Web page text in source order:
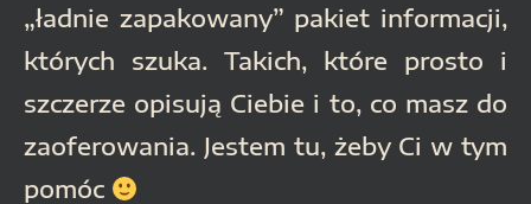
„ładnie zapakowany” pakiet informacji,
których szuka. Takich, które prosto i
szczerze opisują Ciebie i to, co masz do
zaoferowania. Jestem tu, żeby Ci w tym
pomóc